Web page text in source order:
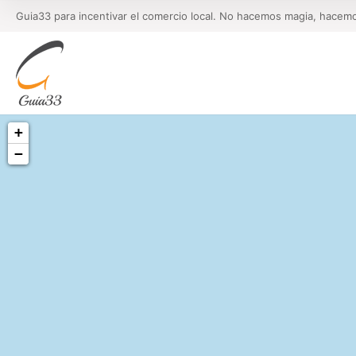
Guia33 para incentivar el comercio local. No hacemos magia,
+
−